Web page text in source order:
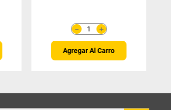
＋
－
Agregar Al Carro